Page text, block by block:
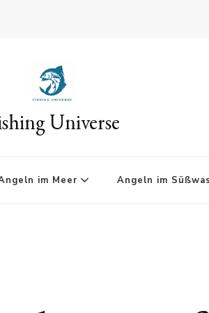
Universe
im Meer Angeln im